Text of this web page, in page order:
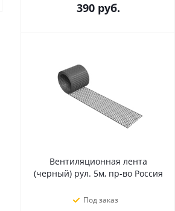
390руб.
Вентиляционная лента
(черный) рул. 5м, пр-во Россия
Под заказ